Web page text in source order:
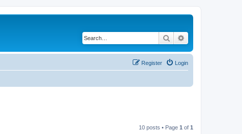
Search
Login
Register
10 posts • Page 1 of 1